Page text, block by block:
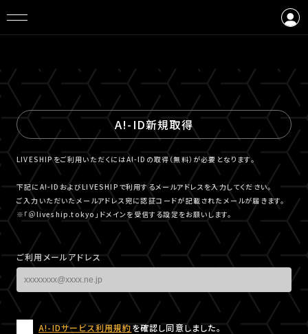
A!-ID新規取得
LIVESHIPをご利用いただくにはA!-IDの取得（無料）が必要となります。
下記にA!-IDおよびLIVESHIPで利用するメールアドレスを入力してください。
ご入力いただいたメールアドレス宛に認証コードが記載されたメールが届きます。
※「＠liveship.tokyo」ドメインを受信する設定をお願いします。
ご利用メールアドレス
A!-IDサービス利用規約を確認し同意しました。